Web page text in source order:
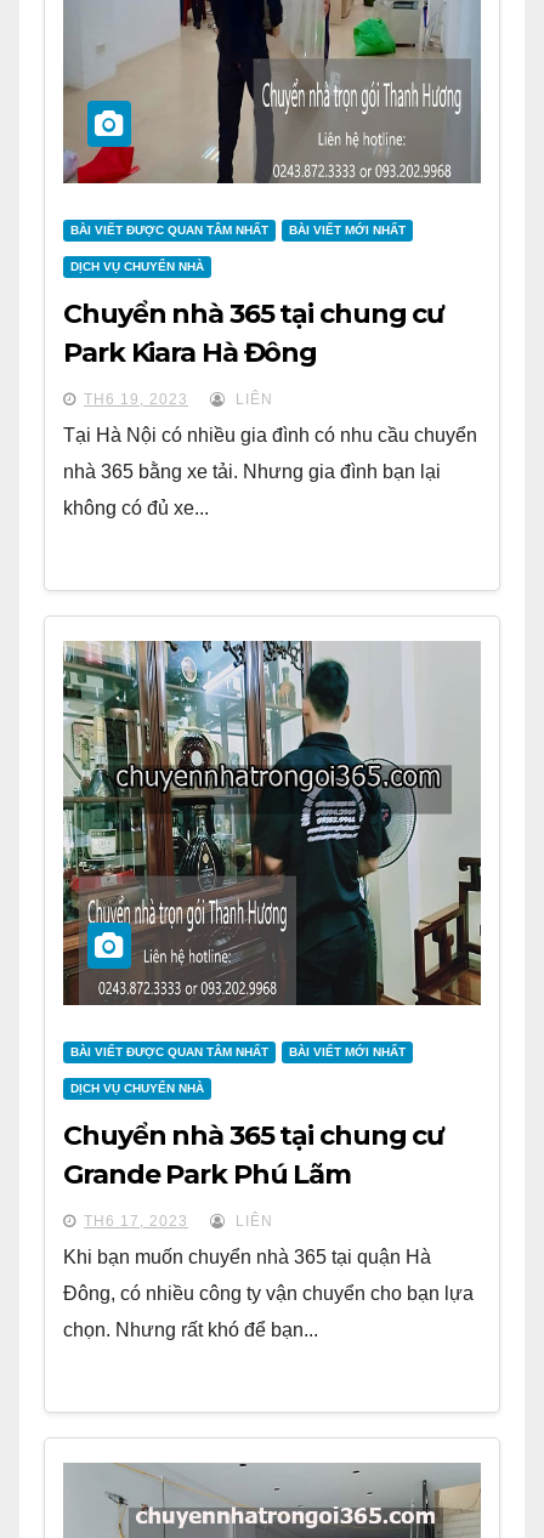
BÀI VIẾT ĐƯỢC QUAN TÂM NHẤT BÀI VIẾT MỚI NHẤT
DỊCH VỤ CHUYỂN NHÀ
Chuyển nhà 365 tại chung cư
Park Kiara Hà Đông
TH6 19, 2023 LIÊN
Tại Hà Nội có nhiều gia đình có nhu cầu chuyển
nhà 365 bằng xe tải. Nhưng gia đình bạn lại
không có đủ xe...
BÀI VIẾT ĐƯỢC QUAN TÂM NHẤT BÀI VIẾT MỚI NHẤT
DỊCH VỤ CHUYỂN NHÀ
Chuyển nhà 365 tại chung cư
Grande Park Phú Lãm
TH6 17, 2023 LIÊN
Khi bạn muốn chuyển nhà 365 tại quận Hà
Đông, có nhiều công ty vận chuyển cho bạn lựa
chọn. Nhưng rất khó để bạn...